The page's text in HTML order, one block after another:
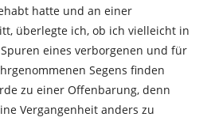
hatte und an einer
überlegte ich, ob ich vielleicht in
eines verborgenen und für
Segens finden
zu einer Offenbarung, denn
Vergangenheit anders zu